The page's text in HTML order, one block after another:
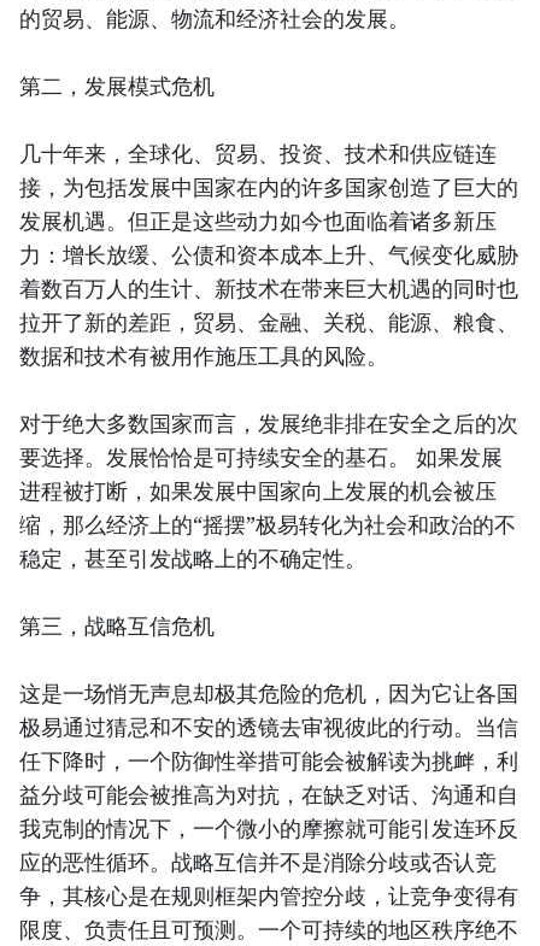
的贸易、能源、物流和经济社会的发展。
第二，发展模式危机
几十年来，全球化、贸易、投资、技术和供应链连
接，为包括发展中国家在内的许多国家创造了巨大的
发展机遇。但正是这些动力如今也面临着诸多新压
力：增长放缓、公债和资本成本上升、气候变化威胁
着数百万人的生计、新技术在带来巨大机遇的同时也
拉开了新的差距，贸易、金融、关税、能源、粮食、
数据和技术有被用作施压工具的风险。
对于绝大多数国家而言，发展绝非排在安全之后的次
要选择。发展恰恰是可持续安全的基石。 如果发展
进程被打断，如果发展中国家向上发展的机会被压
缩，那么经济上的“摇摆”极易转化为社会和政治的不
稳定，甚至引发战略上的不确定性。
第三，战略互信危机
这是一场悄无声息却极其危险的危机，因为它让各国
极易通过猜忌和不安的透镜去审视彼此的行动。当信
任下降时，一个防御性举措可能会被解读为挑衅，利
益分歧可能会被推高为对抗，在缺乏对话、沟通和自
我克制的情况下，一个微小的摩擦就可能引发连环反
应的恶性循环。战略互信并不是消除分歧或否认竞
争，其核心是在规则框架内管控分歧，让竞争变得有
限度、负责任且可预测。一个可持续的地区秩序绝不